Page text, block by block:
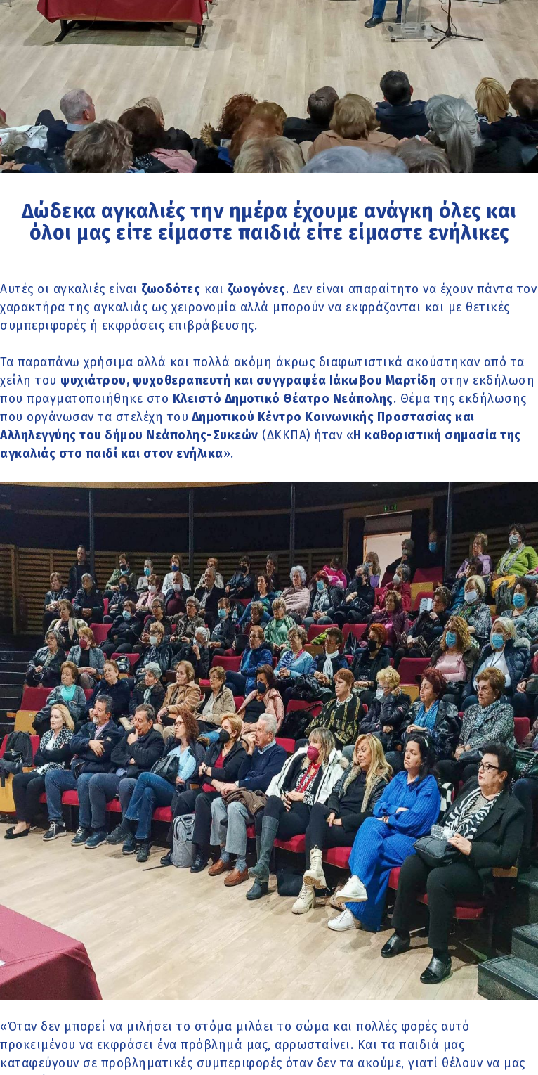
Δώδεκα αγκαλιές την ημέρα έχουμε ανάγκη όλες και
όλοι μας είτε είμαστε παιδιά είτε είμαστε ενήλικες
Αυτές οι αγκαλιές είναι ζωοδότες και ζωογόνες. Δεν είναι απαραίτητο να έχουν πάντα τον
χαρακτήρα της αγκαλιάς ως χειρονομία αλλά μπορούν να εκφράζονται και με θετικές
συμπεριφορές ή εκφράσεις επιβράβευσης.
Τα παραπάνω χρήσιμα αλλά και πολλά ακόμη άκρως διαφωτιστικά ακούστηκαν από τα
χείλη του ψυχιάτρου, ψυχοθεραπευτή και συγγραφέα Ιάκωβου Μαρτίδη στην εκδήλωση
που πραγματοποιήθηκε στο Κλειστό Δημοτικό Θέατρο Νεάπολης. Θέμα της εκδήλωσης
που οργάνωσαν τα στελέχη του Δημοτικού Κέντρο Κοινωνικής Προστασίας και
Αλληλεγγύης του δήμου Νεάπολης-Συκεών (ΔΚΚΠΑ) ήταν «Η καθοριστική σημασία της
αγκαλιάς στο παιδί και στον ενήλικα».
«Όταν δεν μπορεί να μιλήσει το στόμα μιλάει το σώμα και πολλές φορές αυτό
προκειμένου να εκφράσει ένα πρόβλημά μας, αρρωσταίνει. Και τα παιδιά μας
καταφεύγουν σε προβληματικές συμπεριφορές όταν δεν τα ακούμε, γιατί θέλουν να μας